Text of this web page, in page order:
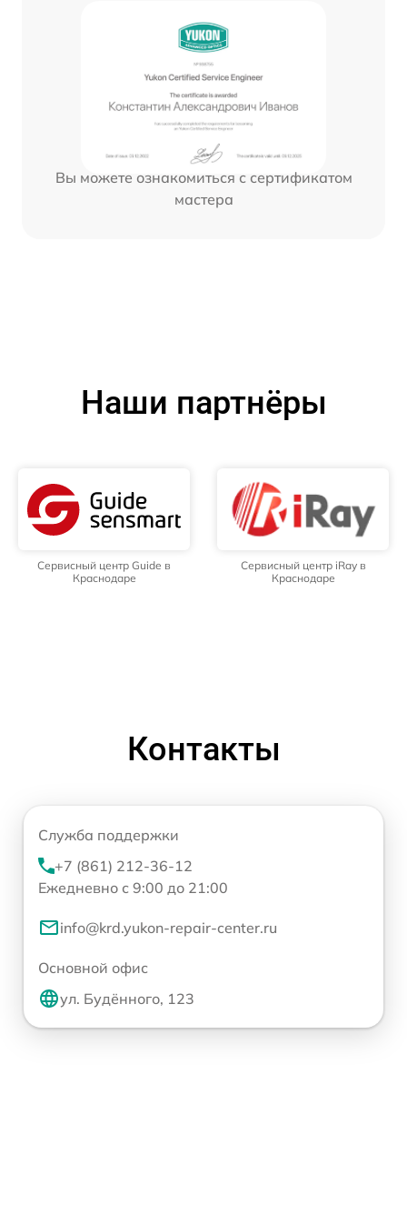
Вы можете ознакомиться с сертификатом
мастера
Наши партнёры
Сервисный центр Guide в
Краснодаре
Сервисный центр iRay в
Краснодаре
Контакты
Служба поддержки
+7 (861) 212-36-12
Ежедневно с 9:00 до 21:00
info@krd.yukon-repair-center.ru
Основной офис
ул. Будённого, 123